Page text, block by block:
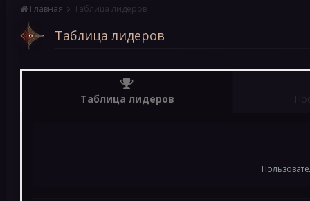
Главная Таблица лидеров
Таблица лидеров
Таблица лидеров